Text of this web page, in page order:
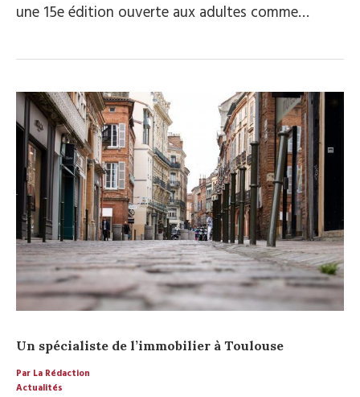
une 15e édition ouverte aux adultes comme…
Un spécialiste de l’immobilier à Toulouse
Par La Rédaction
Actualités